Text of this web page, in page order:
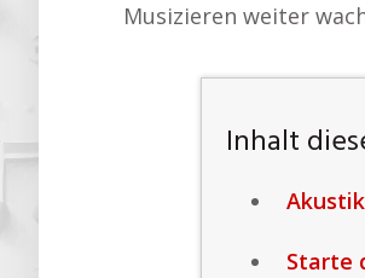
Musizieren weiter
Inhalt
Starte